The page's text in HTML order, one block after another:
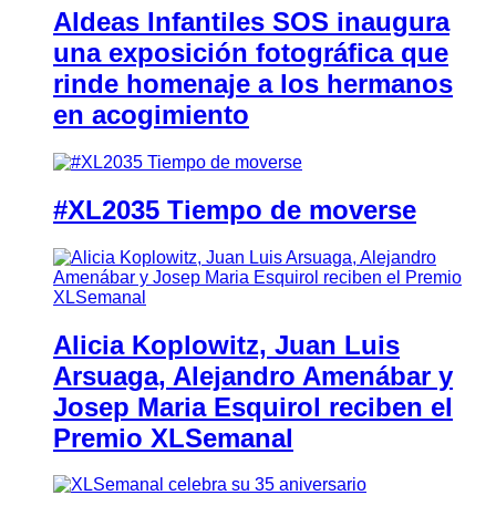
Aldeas Infantiles SOS inaugura
una exposición fotográfica que
rinde homenaje a los hermanos
en acogimiento
#XL2035 Tiempo de moverse
Alicia Koplowitz, Juan Luis
Arsuaga, Alejandro Amenábar y
Josep Maria Esquirol reciben el
Premio XLSemanal